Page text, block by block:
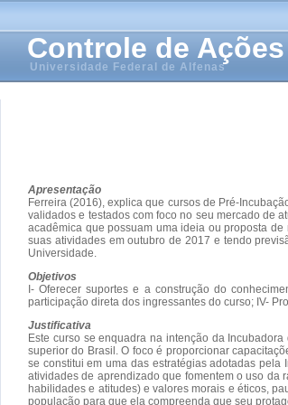
Controle de
Universidade Federal de Alfenas
Apresentação
Ferreira (2016), explica que cursos de Pré-
validados e testados com foco no seu mercado de
acadêmica que possuam uma ideia ou proposta
suas atividades em outubro de 2017 e tendo
Universidade.
Objetivos
I- Oferecer suportes e a construção do
participação direta dos ingressantes do curso; IV-
Justificativa
Este curso se enquadra na intenção da
superior do Brasil. O foco é proporcionar
se constitui em uma das estratégias adotadas
atividades de aprendizado que fomentem o uso da
habilidades e atitudes) e valores morais e éticos,
população para que ela compreenda que seu